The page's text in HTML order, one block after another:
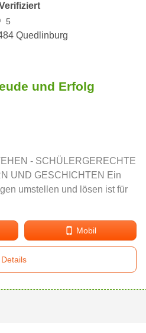
5
Quedlinburg
und Erfolg
- SCHÜLERGERECHTE
UND GESCHICHTEN Ein
umstellen und lösen ist für
Mobil
Details